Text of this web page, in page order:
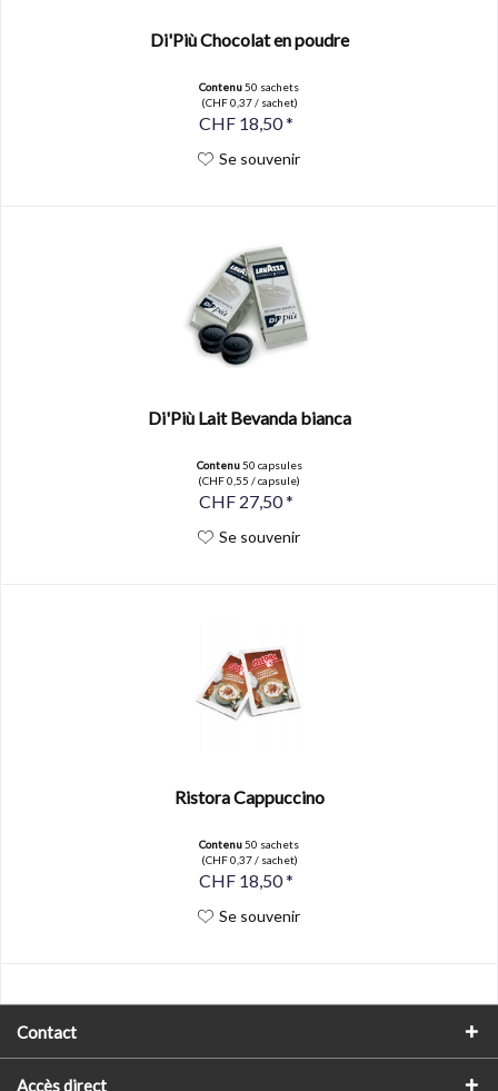
Di'Più Chocolat en poudre
Contenu50 sachets
(CHF 0,37 / sachet)
CHF 18,50 *
Se souvenir
Di'Più Lait Bevanda bianca
Contenu50 capsules
(CHF 0,55 / capsule)
CHF 27,50 *
Se souvenir
Ristora Cappuccino
Contenu50 sachets
(CHF 0,37 / sachet)
CHF 18,50 *
Se souvenir
Contact
Accès direct